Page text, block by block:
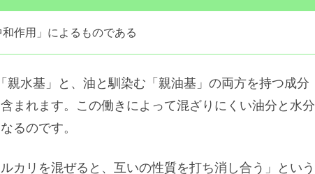
作用」によるものである
水基」と、油と馴染む「親油基」の両方を持つ成分
まれます。この働きによって混ざりにくい油分と水分
るのです。
カリを混ぜると、互いの性質を打ち消し合う」という